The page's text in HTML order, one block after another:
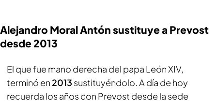
Alejandro Moral Antón sustituye a Prevost
desde 2013
El que fue mano derecha del papa León XIV,
terminó en 2013 sustituyéndolo. A día de hoy
recuerda los años con Prevost desde la sede